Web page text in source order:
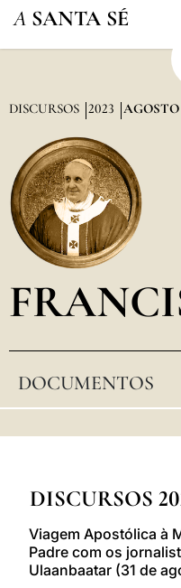
A SANTA SÉ
DISCURSOS 2023 AGOSTO
DOCUMENTOS
DISCURSOS
Viagem Apostólica à
Padre com os
Ulaanbaatar (31 de